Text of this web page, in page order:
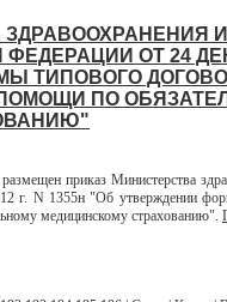
ЗДРАВООХРАНЕНИЯ
ОТ 24
ТИПОВОГО
ПО
приказ Министерства
г. N 1355н "Об утверждении
медицинскому страхованию".